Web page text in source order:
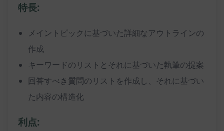
特長:
メイントピックに基づいた詳細なアウトラインの
作成
キーワードのリストとそれに基づいた執筆の提案
回答すべき質問のリストを作成し、それに基づい
た内容の構造化
利点: